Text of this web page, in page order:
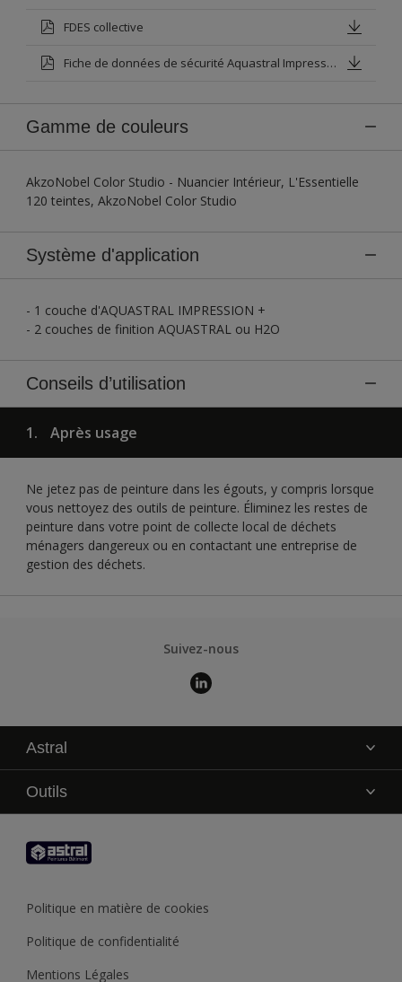
FDES collective
Fiche de données de sécurité Aquastral Impression + Blanc Base P
Gamme de couleurs
AkzoNobel Color Studio - Nuancier Intérieur, L'Essentielle
120 teintes, AkzoNobel Color Studio
Système d'application
- 1 couche d'AQUASTRAL IMPRESSION +
- 2 couches de finition AQUASTRAL ou H2O
Conseils d’utilisation
1. Après usage
Ne jetez pas de peinture dans les égouts, y compris lorsque
vous nettoyez des outils de peinture. Éliminez les restes de
peinture dans votre point de collecte local de déchets
ménagers dangereux ou en contactant une entreprise de
gestion des déchets.
Suivez-nous
Astral
La marque
Service technique
Contact
Trouver un point de vente
Recycler son pot de peinture
Outils
Politique en matière de cookies
Politique de confidentialité
Mentions Légales